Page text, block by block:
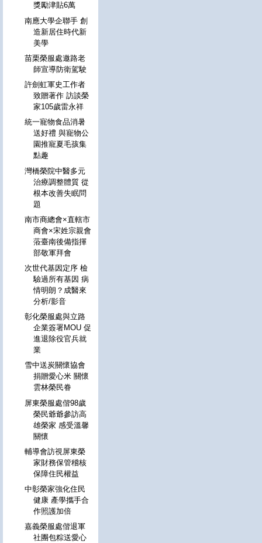
獎勵津貼6萬
南應大學企聯手 創
造新居住時代新
美學
苗栗榮服處邀路老
師宣導防衛駕駛
許劍虹軍史工作者
致贈著作 訪談榮
家105歲雷永祥
統一寵物食品消暑
送好禮 與寵物公
園推寵夏毛孩集
點趣
灣橋榮院中醫多元
治療調整體質 從
根本改善失眠問
題
南市商總會×直轄市
商會×宋姓宗親會
蒞臺南後備指揮
部敬軍拜會
次世代基因定序 檢
驗過所有基因 病
情明朗？成醫來
分析/影音
彰化榮服處與立路
企業簽署MOU 促
進退除役官兵就
業
雪中送炭關懷協會
捐贈愛心米 關懷
雲林榮民眷
屏東榮服處偕98歲
榮民爺爺參訪高
雄榮家 感受溫馨
關懷
輔導會訪視屏東榮
家財務保管稽核
保障住民權益
中彰榮家強化住民
健康 產學攜手合
作照護加倍
嘉義榮服處偕退軍
社團包粽送愛心